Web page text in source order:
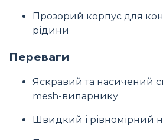
Прозорий корпус для
рідини
Переваги
Яскравий та насичений
mesh-випарнику
Швидкий і рівномірний